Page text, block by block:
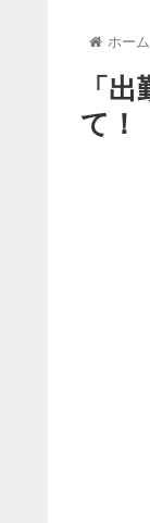
ホーム
「
て！